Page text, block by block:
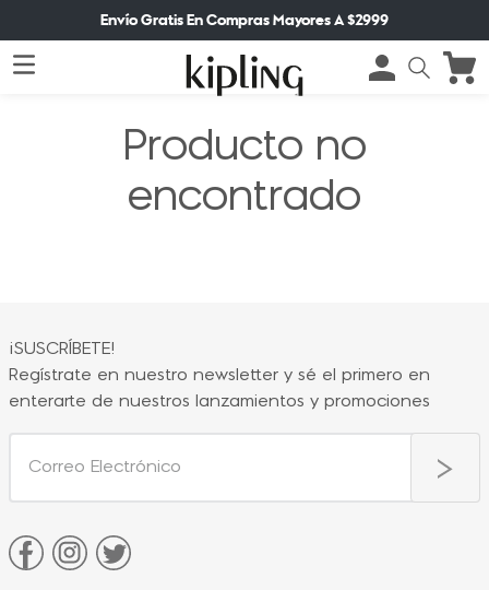
Envío Gratis En Compras Mayores A $2999
Producto no
encontrado
¡SUSCRÍBETE!
Regístrate en nuestro newsletter y sé el primero en
enterarte de nuestros lanzamientos y promociones